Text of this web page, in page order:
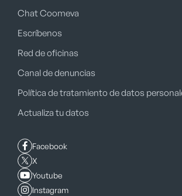
Chat Coomeva
Escríbenos
Red de oficinas
Canal de denuncias
Política de tratamiento de datos
Actualiza tu datos
Facebook
X
Youtube
Instagram